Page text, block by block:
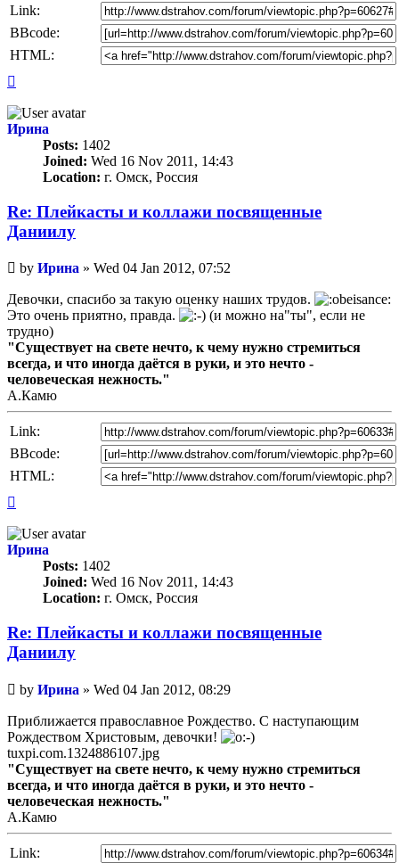
Link:
BBcode:
HTML:
Ирина
Posts: 1402
Joined: Wed 16 Nov 2011, 14:43
Location: г. Омск, Россия
Re: Плейкасты и коллажи посвященные
Даниилу
Unread
post
by Ирина » Wed 04 Jan 2012, 07:52
Девочки, спасибо за такую оценку наших трудов.
Это очень приятно, правда.
(и можно на"ты", если не
трудно)
"Существует на свете нечто, к чему нужно стремиться
всегда, и что иногда даётся в руки, и это нечто -
человеческая нежность."
А.Камю
Link:
BBcode:
HTML:
Ирина
Posts: 1402
Joined: Wed 16 Nov 2011, 14:43
Location: г. Омск, Россия
Re: Плейкасты и коллажи посвященные
Даниилу
Unread
post
by Ирина » Wed 04 Jan 2012, 08:29
Приближается православное Рождество. С наступающим
Рождеством Христовым, девочки!
tuxpi.com.1324886107.jpg
"Существует на свете нечто, к чему нужно стремиться
всегда, и что иногда даётся в руки, и это нечто -
человеческая нежность."
А.Камю
Link: